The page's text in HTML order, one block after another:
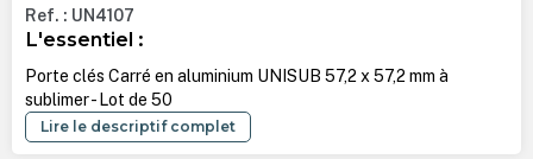
Ref. : UN4107
L'essentiel :
Porte clés Carré en aluminium UNISUB 57,2 x 57,2 mm à
sublimer - Lot de 50
Lire le descriptif complet